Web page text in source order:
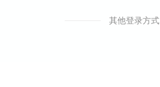
其他登录方式